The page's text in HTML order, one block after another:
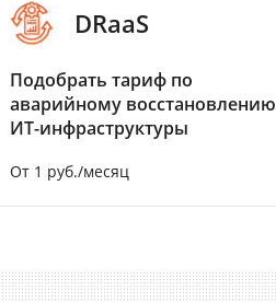
DRaaS
Подобрать тариф по
аварийному восстановлению
ИТ-инфраструктуры
От 1 руб./месяц